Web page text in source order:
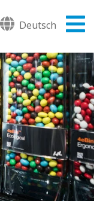
Deutsch